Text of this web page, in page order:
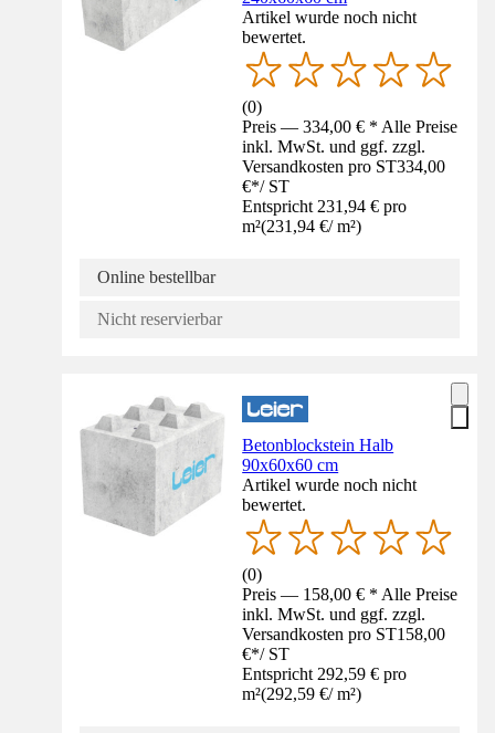
Artikel wurde noch nicht
bewertet.
(0)
Preis — 334,00 € * Alle Preise
inkl. MwSt. und ggf. zzgl.
Versandkosten pro ST334,00
€*/ ST
Entspricht 231,94 € pro
m²(231,94 €/ m²)
Online bestellbar
Nicht reservierbar
Betonblockstein Halb
90x60x60 cm
Artikel wurde noch nicht
bewertet.
(0)
Preis — 158,00 € * Alle Preise
inkl. MwSt. und ggf. zzgl.
Versandkosten pro ST158,00
€*/ ST
Entspricht 292,59 € pro
m²(292,59 €/ m²)